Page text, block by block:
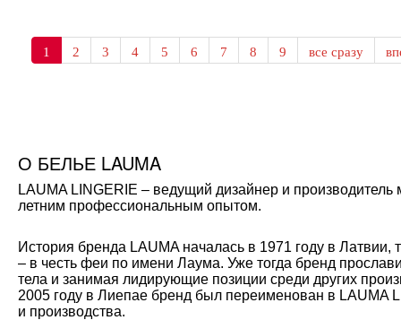
1 2 3 4 5 6 7 8 9 все сразу
О БЕЛЬЕ LAUMA
LAUMA LINGERIE – ведущий дизайнер и
летним профессиональным опытом.
История бренда LAUMA началась в 1971 году в
– в честь феи по имени Лаума. Уже тогда бренд
тела и занимая лидирующие позиции среди других
2005 году в Лиепае бренд был переименован в LAUMA
и производства.